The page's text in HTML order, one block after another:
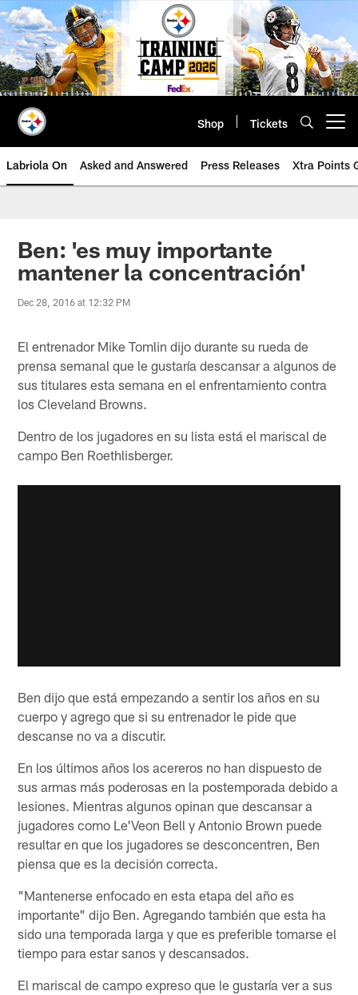
Skip
to
main
content
Shop Tickets
Labriola On Asked and Answered Press Releases Xtra Points
Ben: 'es muy importante
mantener la concentración'
Dec 28, 2016 at 12:32 PM
El entrenador Mike Tomlin dijo durante su rueda de
prensa semanal que le gustaría descansar a algunos de
sus titulares esta semana en el enfrentamiento contra
los Cleveland Browns.
Dentro de los jugadores en su lista está el mariscal de
campo Ben Roethlisberger.
Ben dijo que está empezando a sentir los años en su
cuerpo y agrego que si su entrenador le pide que
descanse no va a discutir.
En los últimos años los acereros no han dispuesto de
sus armas más poderosas en la postemporada debido a
lesiones. Mientras algunos opinan que descansar a
jugadores como Le'Veon Bell y Antonio Brown puede
resultar en que los jugadores se desconcentren, Ben
piensa que es la decisión correcta.
"Mantenerse enfocado en esta etapa del año es
importante" dijo Ben. Agregando también que esta ha
sido una temporada larga y que es preferible tomarse el
tiempo para estar sanos y descansados.
El mariscal de campo expreso que le gustaría ver a sus